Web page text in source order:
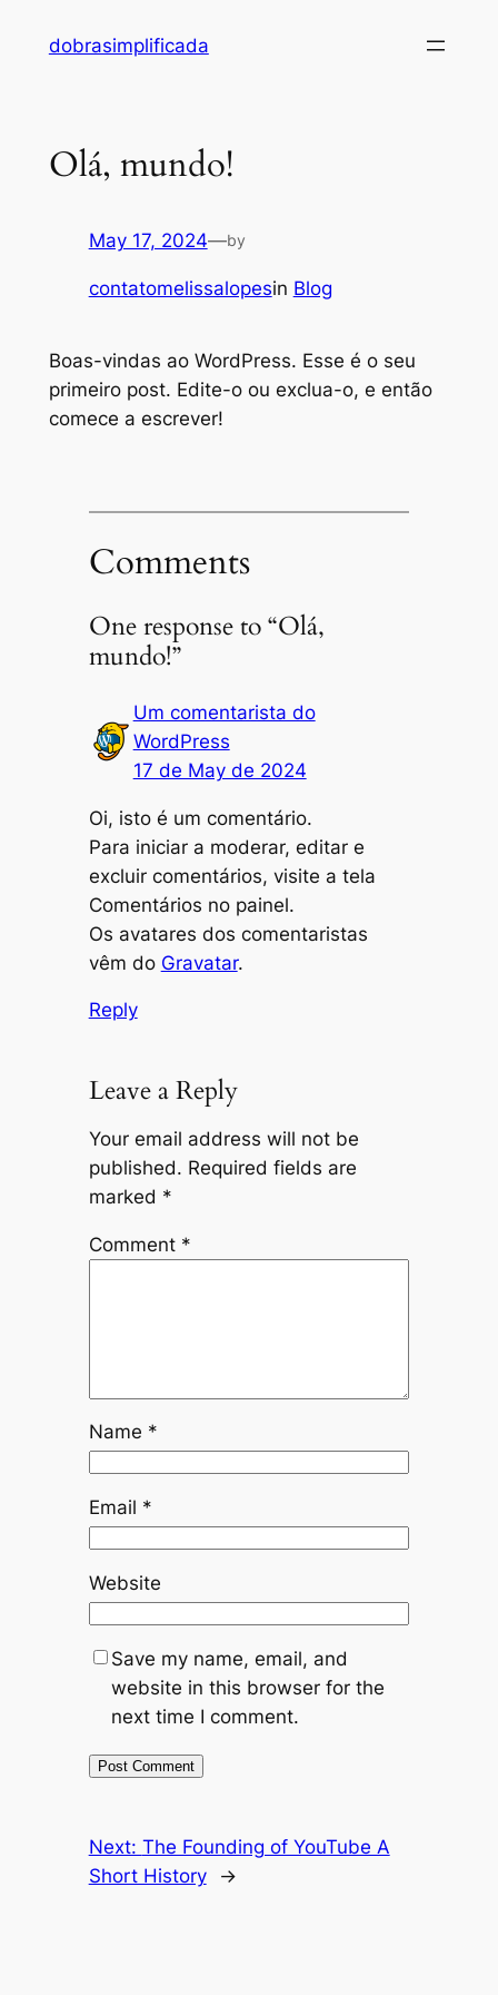
dobrasimplificada
Olá, mundo!
May 17, 2024—by
contatomelissalopesin Blog
Boas-vindas ao WordPress. Esse é o seu
primeiro post. Edite-o ou exclua-o, e então
comece a escrever!
Comments
One response to “Olá,
mundo!”
Um comentarista do
WordPress
17 de May de 2024
Oi, isto é um comentário.
Para iniciar a moderar, editar e
excluir comentários, visite a tela
Comentários no painel.
Os avatares dos comentaristas
vêm do Gravatar.
Reply
Leave a Reply
Your email address will not be
published. Required fields are
marked *
Comment *
Name *
Email *
Website
Save my name, email, and
website in this browser for the
next time I comment.
Next: The Founding of YouTube A
Short History
→